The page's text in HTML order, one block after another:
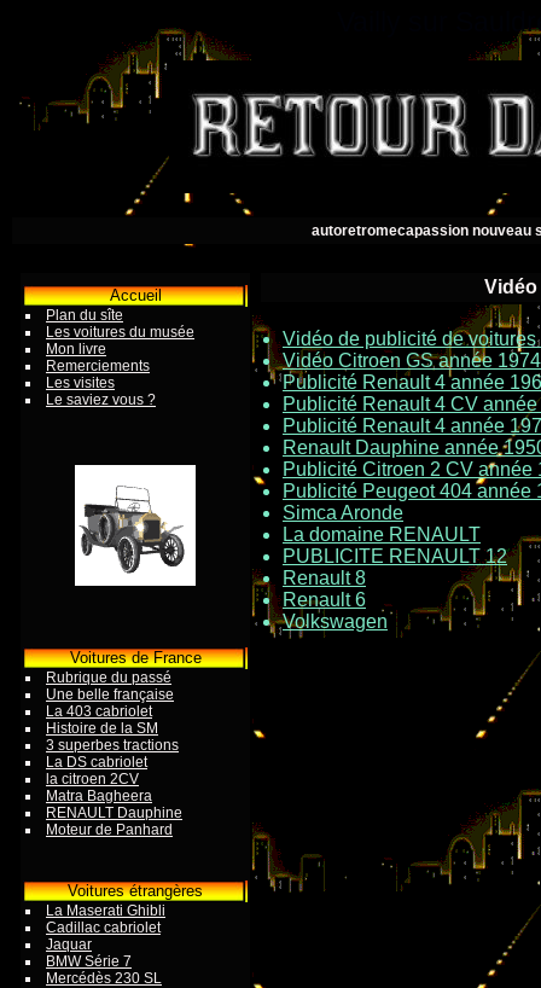
Vailly sur
autoretromecapassion nouveau
Accueil
Plan du sîte
Les voitures du musée
Mon livre
Remerciements
Les visites
Le saviez vous ?
Voitures de France
Rubrique du passé
Une belle française
La 403 cabriolet
Histoire de la SM
3 superbes tractions
La DS cabriolet
la citroen 2CV
Matra Bagheera
RENAULT Dauphine
Moteur de Panhard
Voitures étrangères
La Maserati Ghibli
Cadillac cabriolet
Jaquar
BMW Série 7
Mercédès 230 SL
Vidéo de publicité de
Vidéo Citroen GS année 1974
Publicité Renault 4 année
Publicité Renault 4 CV
Publicité Renault 4 année
Renault Dauphine année
Publicité Citroen 2 CV année
Publicité Peugeot 404 année
Simca Aronde
La domaine RENAULT
PUBLICITE RENAULT 12
Renault 8
Renault 6
Volkswagen